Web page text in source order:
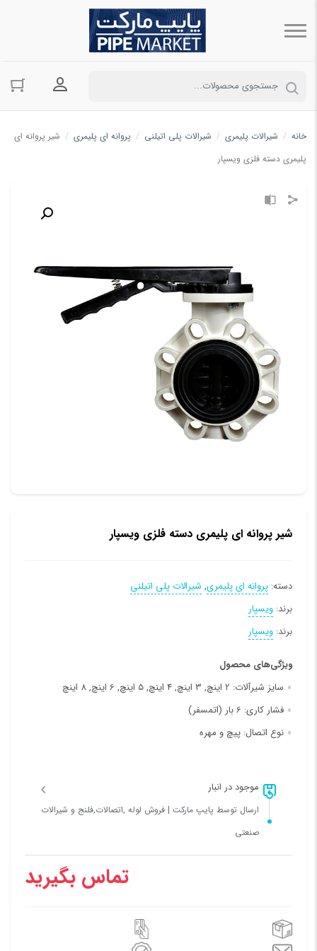
ورود به
خانه / شیرالات پلیمری / شیرالات پلی اتیلنی / پروانه ای پلیمری / شیر پروانه ای
پلیمری دسته فلزی ویسپار
شیر پروانه ای پلیمری دسته فلزی ویسپار
دسته: پروانه ای پلیمری, شیرالات پلی اتیلنی
برند: ویسپار
برند: ویسپار
ویژگی‌های محصول
سایز شیرآلات: 2 اینچ, 3 اینچ, 4 اینچ, 5 اینچ, 6 اینچ, 8 اینچ
فشار کاری: 6 بار (اتمسفر)
نوع اتصال: پیچ و مهره
موجود در انبار
ارسال توسط پایپ مارکت | فروش لوله ,اتصالات,فلنج و شیرالات
صنعتی
تماس بگیرید